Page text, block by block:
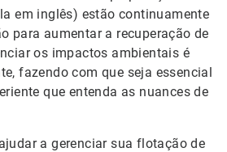
em inglês) estão continuamente
para aumentar a recuperação de
os impactos ambientais é
fazendo com que seja essencial
que entenda as nuances de
a gerenciar sua flotação de